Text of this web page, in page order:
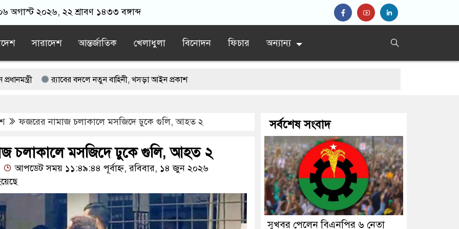
অগাস্ট ২০২৬, ২২ শ্রাবণ ১৪৩৩ বঙ্গাব্দ
সারাদেশ আন্তর্জাতিক খেলাধুলা বিনোদন ফিচার অন্যান্য
র‍্যাবের বদলে নতুন বাহিনী, খসড়া আইন প্রকাশ
চূড়ান্ত বৈঠক, নজরে যুদ্ধবিরতি
উপসাগরীয় দেশগুলোও নিরাপদ থাকবে না: ইরান
ফজরের নামাজ চলাকালে মসজিদে ঢুকে গুলি, আহত ২
চলাকালে মসজিদে ঢুকে গুলি, আহত ২
আপডেট সময় ১১:৪৯:৪৪ পূর্বাহ্ন, রবিবার, ১৪ জুন ২০২৬
সর্বশেষ সংবাদ
সুখবর পেলেন বিএনপির ৬ নেতা